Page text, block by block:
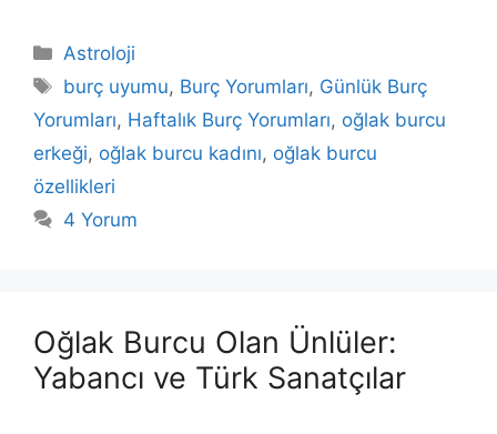
Kategoriler
Astroloji
Etiketler
burç uyumu, Burç Yorumları, Günlük Burç
Yorumları, Haftalık Burç Yorumları, oğlak burcu
erkeği, oğlak burcu kadını, oğlak burcu
özellikleri
4 Yorum
Oğlak Burcu Olan Ünlüler:
Yabancı ve Türk Sanatçılar